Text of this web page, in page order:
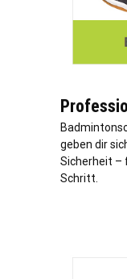
geben dir
Sicherheit –
Schritt.